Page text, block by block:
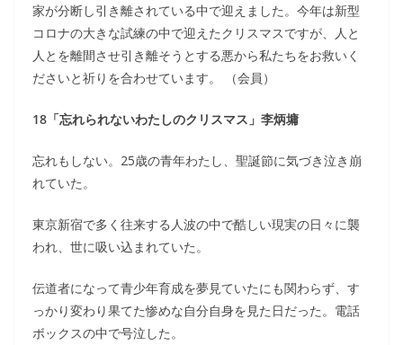
家が分断し引き離されている中で迎えました。今年は新型
コロナの大きな試練の中で迎えたクリスマスですが、人と
人とを離間させ引き離そうとする悪から私たちをお救いく
ださいと祈りを合わせています。 （会員）
18「忘れられないわたしのクリスマス」李炳墉
忘れもしない。25歳の青年わたし、聖誕節に気づき泣き崩
れていた。
東京新宿で多く往来する人波の中で酷しい現実の日々に襲
われ、世に吸い込まれていた。
伝道者になって青少年育成を夢見ていたにも関わらず、す
っかり変わり果てた惨めな自分自身を見た日だった。電話
ボックスの中で号泣した。